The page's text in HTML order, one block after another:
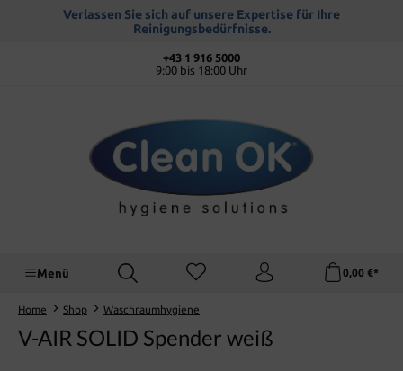
springenVerlassen Sie sich auf unsere Expertise für Ihre
Reinigungsbedürfnisse.
+43 1 916 5000
9:00 bis 18:00 Uhr
Menü 0,00 €*
Home Shop Waschraumhygiene
V-AIR SOLID Spender weiß